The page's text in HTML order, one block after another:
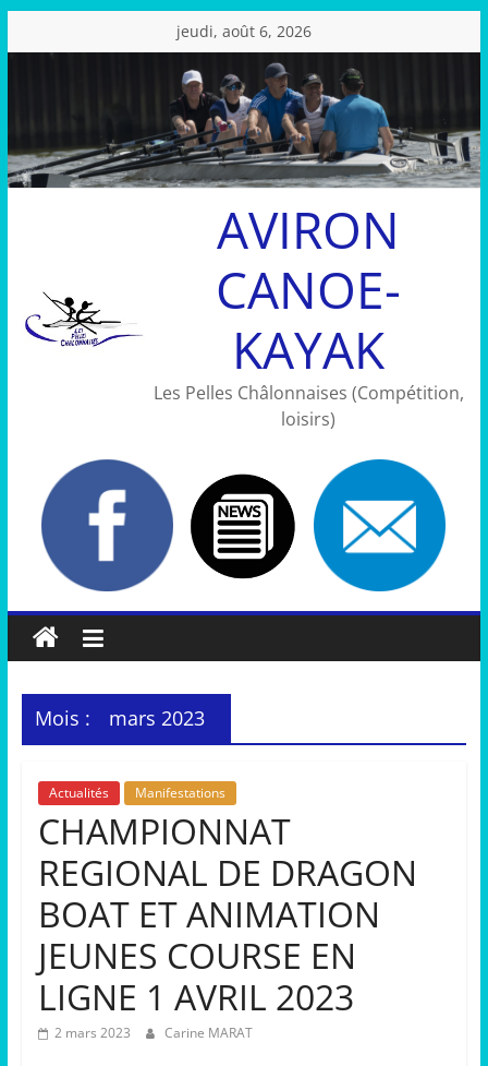
au
jeudi, août 6, 2026
AVIRON
CANOE-
KAYAK
Les Pelles Châlonnaises (Compétition,
loisirs)
Mois : mars 2023
Actualités Manifestations
CHAMPIONNAT
REGIONAL DE DRAGON
BOAT ET ANIMATION
JEUNES COURSE EN
LIGNE 1 AVRIL 2023
2 mars 2023 Carine MARAT